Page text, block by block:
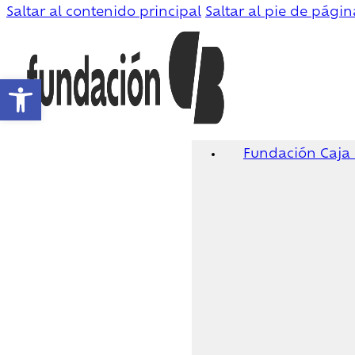
Abrir barra de herramientas
Saltar al contenido principal Saltar al pie de
Fundación Caja